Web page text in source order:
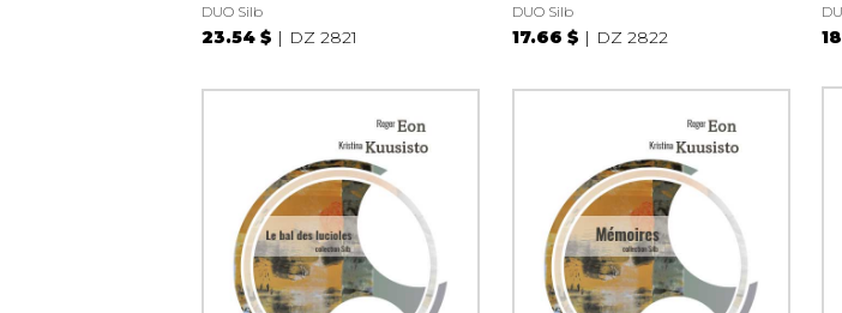
DUO Silb
23.54 $ DZ 2821
DUO Silb
17.66 $ DZ 2822